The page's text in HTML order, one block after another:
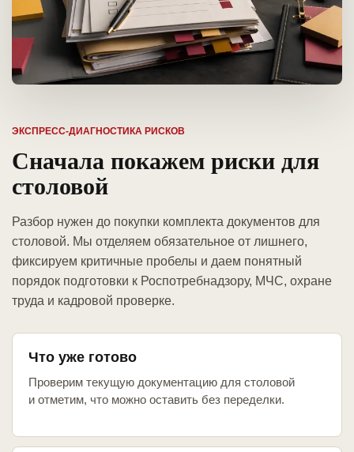
ЭКСПРЕСС-ДИАГНОСТИКА РИСКОВ
Сначала покажем риски для
столовой
Разбор нужен до покупки комплекта документов для
столовой. Мы отделяем обязательное от лишнего,
фиксируем критичные пробелы и даем понятный
порядок подготовки к Роспотребнадзору, МЧС, охране
труда и кадровой проверке.
Что уже готово
Проверим текущую документацию для столовой
и отметим, что можно оставить без переделки.